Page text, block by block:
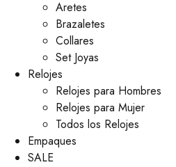
Aretes
Brazaletes
Collares
Set Joyas
Relojes
Relojes para Hombres
Relojes para Mujer
Todos los Relojes
Empaques
SALE